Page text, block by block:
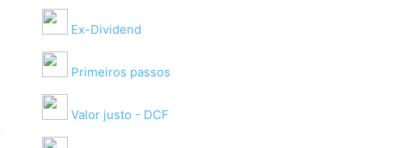
Ex-Dividend
Primeiros passos
Valor justo - DCF